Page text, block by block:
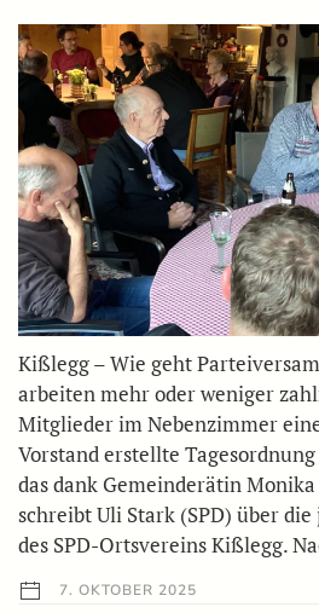
Kißlegg – Wie geht
arbeiten mehr oder weniger
Mitglieder im Nebenzimmer
Vorstand erstellte
das dank Gemeinderätin
schreibt Uli Stark (SPD) über
des SPD-Ortsvereins Kißlegg.
7. OKTOBER 2025